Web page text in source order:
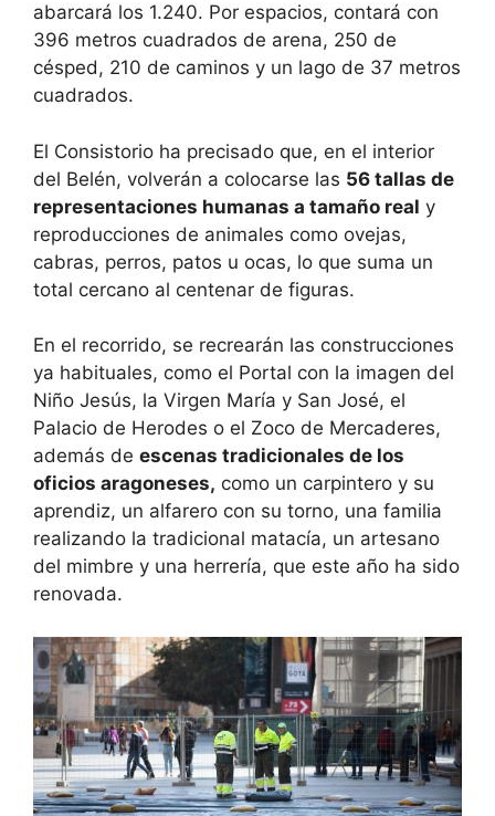
abarcará los 1.240. Por espacios, contará con
396 metros cuadrados de arena, 250 de
césped, 210 de caminos y un lago de 37 metros
cuadrados.
El Consistorio ha precisado que, en el interior
del Belén, volverán a colocarse las 56 tallas de
representaciones humanas a tamaño real y
reproducciones de animales como ovejas,
cabras, perros, patos u ocas, lo que suma un
total cercano al centenar de figuras.
En el recorrido, se recrearán las construcciones
ya habituales, como el Portal con la imagen del
Niño Jesús, la Virgen María y San José, el
Palacio de Herodes o el Zoco de Mercaderes,
además de escenas tradicionales de los
oficios aragoneses, como un carpintero y su
aprendiz, un alfarero con su torno, una familia
realizando la tradicional matacía, un artesano
del mimbre y una herrería, que este año ha sido
renovada.